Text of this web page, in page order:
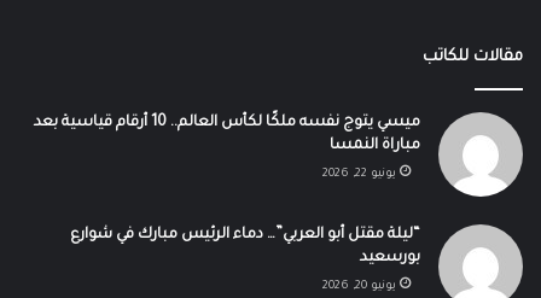
مقالات للكاتب
ميسي يتوج نفسه ملكًا لكأس العالم.. 10 أرقام قياسية بعد
مباراة النمسا
يونيو 22, 2026
“ليلة مقتل أبو العربي”… دماء الرئيس مبارك في شوارع
بورسعيد
يونيو 20, 2026